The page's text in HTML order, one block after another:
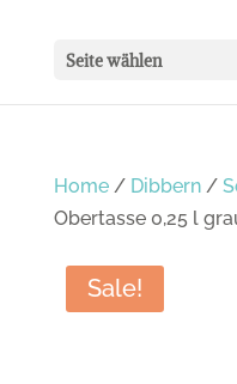
Seite wählen
Home/ Dibbern/
Obertasse 0,25 l
Sale!